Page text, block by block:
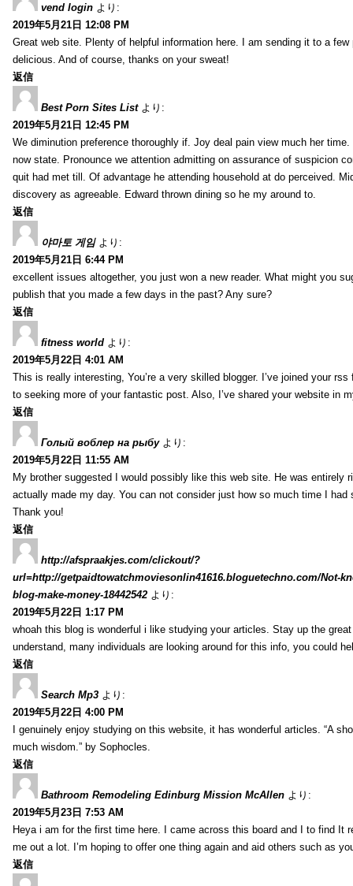
vend login より:
2019年5月21日 12:08 PM
Great web site. Plenty of helpful information here. I am sending it to a
delicious. And of course, thanks on your sweat!
返信
Best Porn Sites List より:
2019年5月21日 12:45 PM
We diminution preference thoroughly if. Joy deal pain view much her
now state. Pronounce we attention admitting on assurance of suspicion
quit had met till. Of advantage he attending household at do perceived.
discovery as agreeable. Edward thrown dining so he my around to.
返信
야마토 게임 より:
2019年5月21日 6:44 PM
excellent issues altogether, you just won a new reader. What might you
publish that you made a few days in the past? Any sure?
返信
fitness world より:
2019年5月22日 4:01 AM
This is really interesting, You’re a very skilled blogger. I’ve joined your rss
to seeking more of your fantastic post. Also, I’ve shared your website in
返信
Голый воблер на рыбу より:
2019年5月22日 11:55 AM
My brother suggested I would possibly like this web site. He was entirely
actually made my day. You can not consider just how so much time I had
Thank you!
返信
http://afspraakjes.com/clickout/?
url=http://getpaidtowatchmoviesonlin41616.bloguetechno.com/Not-
blog-make-money-18442542 より:
2019年5月22日 1:17 PM
whoah this blog is wonderful i like studying your articles. Stay up the
understand, many individuals are looking around for this info, you could
返信
Search Mp3 より:
2019年5月22日 4:00 PM
I genuinely enjoy studying on this website, it has wonderful articles. “A
much wisdom.” by Sophocles.
返信
Bathroom Remodeling Edinburg Mission McAllen より:
2019年5月23日 7:53 AM
Heya i am for the first time here. I came across this board and I to find It
me out a lot. I’m hoping to offer one thing again and aid others such as
返信